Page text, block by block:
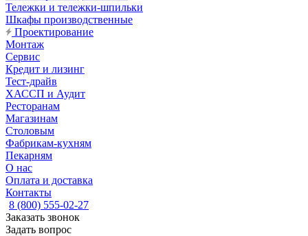
Тележки и тележки-шпильки
Шкафы производственные
Проектирование
Монтаж
Сервис
Кредит и лизинг
Тест-драйв
ХАССП и Аудит
Ресторанам
Магазинам
Столовым
Фабрикам-кухням
Пекарням
О нас
Оплата и доставка
Контакты
8 (800) 555-02-27
Заказать звонок
Задать вопрос